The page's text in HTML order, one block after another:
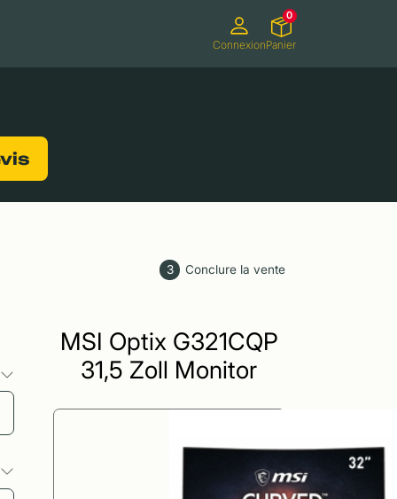
ConnexionPanier
0
3 Conclure la vente
MSI Optix G321CQP
31,5 Zoll Monitor